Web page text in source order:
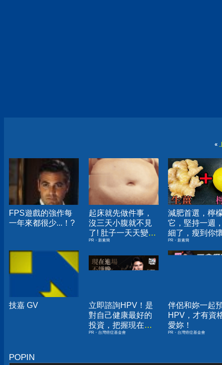
«
FPS遊戲的強作每
一年來都很少...！?
起床就先做件事，
沒三天小腹就不見
了! 肚子一天天變
小！
PR・新素簡
減肥首選，檸
它，堅持一週
細了，瘦到你
人生
PR・新素簡
技嘉 GV
立即諮詢HPV！是
對自己健康最好的
投資，把握現在不
嫌晚！
PR・台灣癌症基金會
伴侶和妳一起
HPV，才有資
愛妳！
PR・台灣癌症基金會
POPIN